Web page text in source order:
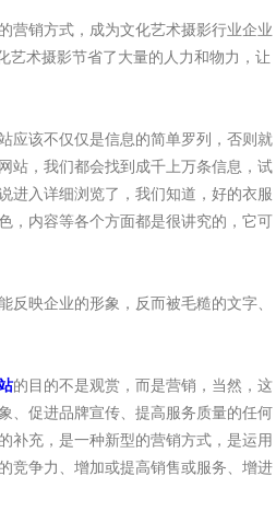
营销方式，成为文化艺术摄影行业企业
艺术摄影节省了大量的人力和物力，让
该不仅仅是信息的简单罗列，否则就
站，我们都会找到成千上万条信息，试
进入详细浏览了，我们知道，好的衣服
，内容等各个方面都是很讲究的，它可
映企业的形象，反而被毛糙的文字、
的目的不是观赏，而是营销，当然，这
、促进品牌宣传、提高服务质量的任何
补充，是一种新型的营销方式，是运用
竞争力、增加或提高销售或服务、增进